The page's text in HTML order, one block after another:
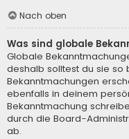
Nach oben
Was sind globale
Globale
deshalb solltest du sie so
Bekanntmachungen
ebenfalls in deinem
Bekanntmachung
durch die Board-
ab.